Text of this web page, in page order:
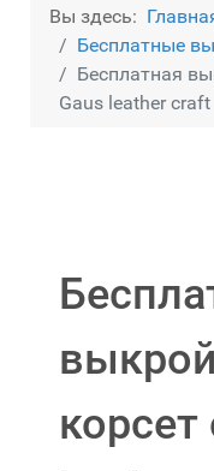
Вы здесь:
Бесплатные
Бесплатная
Gaus leather craft
корсет